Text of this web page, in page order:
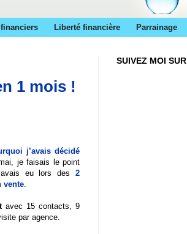
Liberté financière Parrainage
1 mois !
j’avais décidé
je faisais le point
eu lors des 2
vente.
avec 15 contacts, 9
par agence.
SUIVEZ MOI SUR